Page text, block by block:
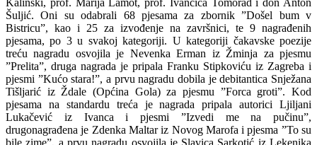
Šuljić. Oni su odabrali 68 pjesama za zbornik ”Došel bum v
Bistricu”, kao i 25 za izvođenje na završnici, te 9 nagrađenih
pjesama, po 3 u svakoj kategoriji. U kategoriji čakavske poezije
treću nagradu osvojila je Nevenka Erman iz Žminja za pjesmu
”Prelita”, druga nagrada je pripala Franku Stipkoviću iz Zagreba i
pjesmi ”Kućo stara!”, a prvu nagradu dobila je debitantica Snježana
Tišljarić iz Ždale (Općina Gola) za pjesmu ”Forca groti”. Kod
pjesama na standardu treća je nagrada pripala autorici Ljiljani
Lukačević iz Ivanca i pjesmi ”Izvedi me na pučinu”,
drugonagrađena je Zdenka Maltar iz Novog Marofa i pjesma ”To su
bile zime”, a prvu nagradu osvojila je Slavica Sarkotić iz Lekenika